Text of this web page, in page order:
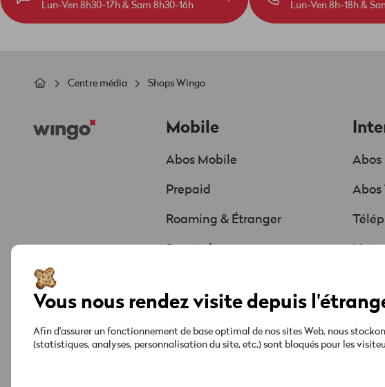
Lun-Ven 8h30-17h & Sam 8h30-16h Lun-Ven 8h-18h &
Fil
Centre média Shops Wingo
Mobile
Abos Mobile
Prepaid
Roaming & Étranger
Abos
Vous nous rendez visite depuis
Afin d'assurer un fonctionnement de base optimal de nos sites Web, nous
(statistiques, analyses, personnalisation du site, etc.) sont bloqués pour les